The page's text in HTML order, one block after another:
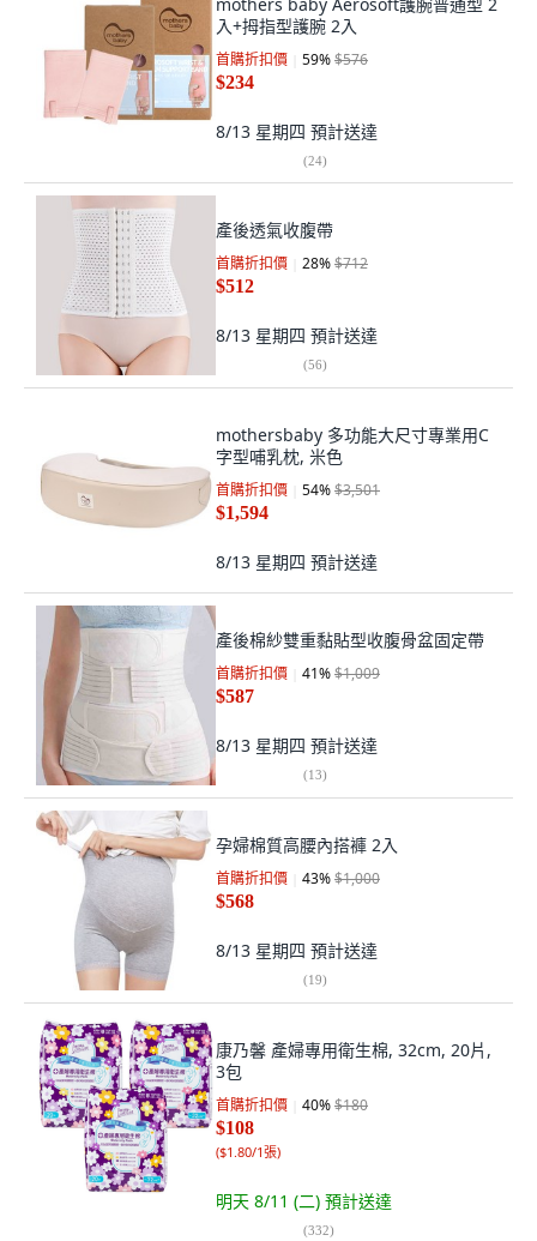
入+拇指型護腕 2入
首購折扣價 59%$576
$234
8/13 星期四 預計送達
(24)
產後透氣收腹帶
首購折扣價 28%$712
$512
8/13 星期四 預計送達
(56)
mothersbaby 多功能大尺寸專業用C
字型哺乳枕, 米色
首購折扣價 54%$3,501
$1,594
8/13 星期四 預計送達
產後棉紗雙重黏貼型收腹骨盆固定帶
首購折扣價 41%$1,009
$587
8/13 星期四 預計送達
(13)
孕婦棉質高腰內搭褲 2入
首購折扣價 43%$1,000
$568
8/13 星期四 預計送達
(19)
康乃馨 產婦專用衛生棉, 32cm, 20片,
3包
首購折扣價 40%$180
$108
($1.80/1張)
明天 8/11 (二) 預計送達
(332)